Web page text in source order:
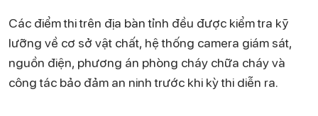
Các điểm thi trên địa bàn tỉnh đều được kiểm tra kỹ
lưỡng về cơ sở vật chất, hệ thống camera giám sát,
nguồn điện, phương án phòng cháy chữa cháy và
công tác bảo đảm an ninh trước khi kỳ thi diễn ra.